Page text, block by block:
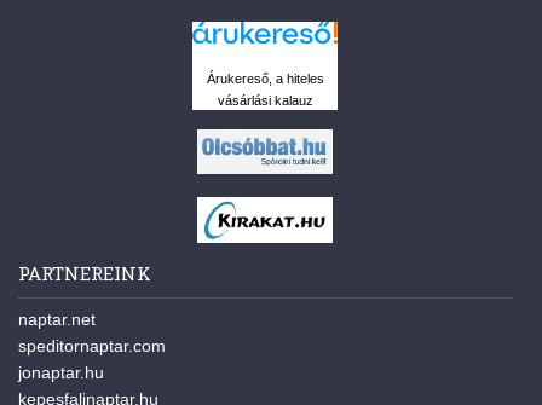
Árukereső, a hiteles
vásárlási kalauz
PARTNEREINK
naptar.net
speditornaptar.com
jonaptar.hu
kepesfalinaptar.hu